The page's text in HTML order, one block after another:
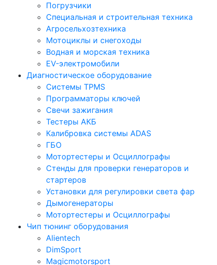
Погрузчики
Специальная и строительная техника
Агросельхозтехника
Мотоциклы и снегоходы
Водная и морская техника
EV-электромобили
Диагностическое оборудование
Системы TPMS
Программаторы ключей
Свечи зажигания
Тестеры АКБ
Калибровка системы ADAS
ГБО
Мотортестеры и Осциллографы
Стенды для проверки генераторов и
стартеров
Установки для регулировки света фар
Дымогенераторы
Мотортестеры и Осциллографы
Чип тюнинг оборудования
Alientech
DimSport
Magicmotorsport